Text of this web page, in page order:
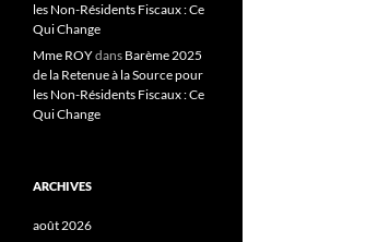
les Non-Résidents Fiscaux : Ce
Qui Change
Mme ROYdans Barème 2025
de la Retenue à la Source pour
les Non-Résidents Fiscaux : Ce
Qui Change
ARCHIVES
août 2026